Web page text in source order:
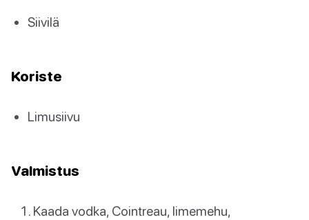
Siivilä
Koriste
Limusiivu
Valmistus
Kaada vodka, Cointreau, limemehu,